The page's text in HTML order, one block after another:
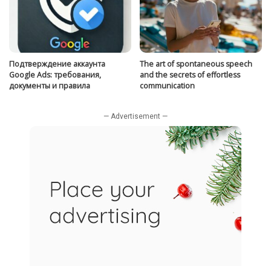
Подтверждение аккаунта
Google Ads: требования,
документы и правила
The art of spontaneous speech
and the secrets of effortless
communication
— Advertisement —